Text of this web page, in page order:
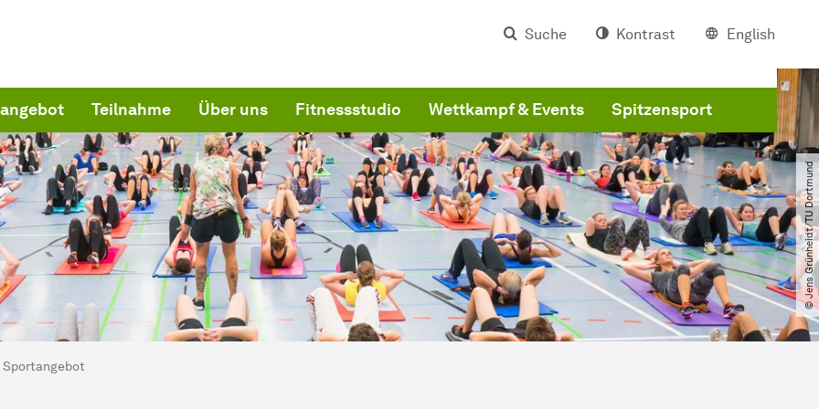
Suche Kontrast English
Teilnahme Über uns Fitnessstudio Wettkampf & Events Spitzensport
© Jens Grünheidt​/​TU Dortmund
hier:
Sportangebot